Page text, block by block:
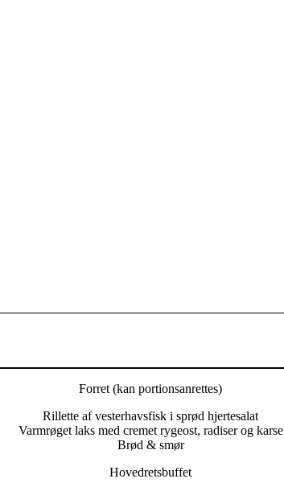
Forret (kan portionsanrettes)
Rillette af vesterhavsfisk i sprød hjertesalat
Varmrøget laks med cremet rygeost, radiser og karse
Brød & smør
Hovedretsbuffet